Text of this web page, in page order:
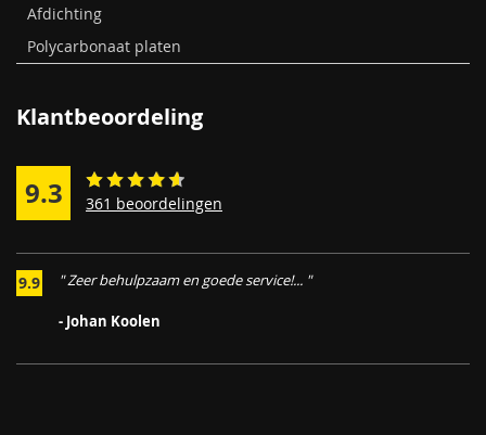
Afdichting
Polycarbonaat platen
Klantbeoordeling
9.3 361 beoordelingen
9.9 " Zeer behulpzaam en goede service!... "
- Johan Koolen